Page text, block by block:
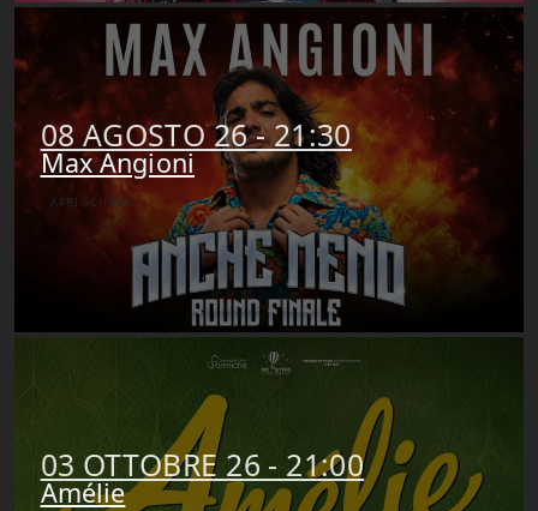
08 AGOSTO 26 - 21:30
Max Angioni
APRI SCHEDA
03 OTTOBRE 26 - 21:00
Amélie